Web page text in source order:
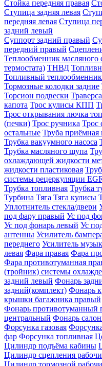
Стойка передняя правая
Ступица задняя левая
передняя левая Ступица
задний левый
Суппорт задний правый
передний правый
Теплообменник масляного
термостата) ТНВД
Топливный теплообменник
Тормозные колодки задние
Торсион подвески
капота Трос кулисы КПП
Трос открывания лючка
(печки) Трос ручника Трос
остальные Труба приёмная
Трубка вакуумного насоса
Трубка масляного щупа
охлаждающей жидкости
жидкости пластиковая
системы рецеркуляции
Трубка топливная Трубка
Турбина Тяга Тяга кулисы
Уплотнитель стекла/двери
под фару правый Ус под
Ус под фонарь левый Ус
антенны Усилитель
переднего Усилитель
левая Фара правая Фара
Фара противотуманная
(тройник) системы
задний левый Фонарь
задний(комплект) Фонарь
крышки багажника правый
Фонарь противотуманный
центральный Фонарь
Форсунка газовая
фар Форсунка топливная
Цилиндр подъёма кабины
Цилиндр сцепления
Цилиндр тормозной